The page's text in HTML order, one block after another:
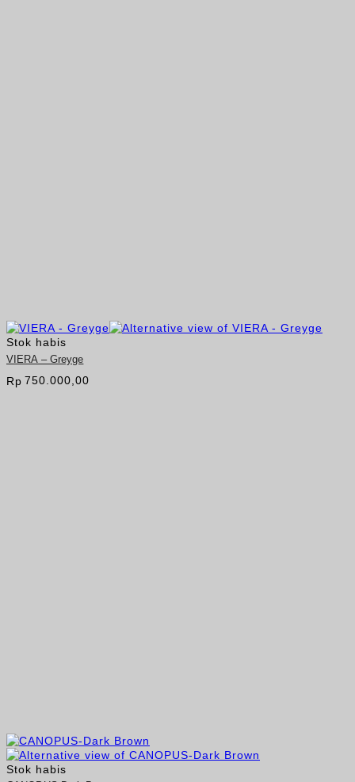
Stok habis
VIERA – Greyge
Rp 750.000,00
Stok habis